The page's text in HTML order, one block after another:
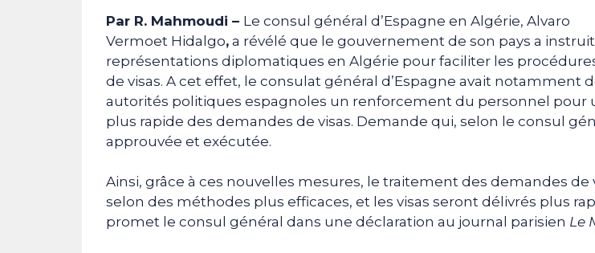
Par R. Mahmoudi – Le consul général d’Espagne en Algérie, Alvaro
Vermoet Hidalgo, a révélé que le gouvernement de son pays a
représentations diplomatiques en Algérie pour faciliter les
de visas. A cet effet, le consulat général d’Espagne avait notamment
autorités politiques espagnoles un renforcement du personnel pour
plus rapide des demandes de visas. Demande qui, selon le consul
approuvée et exécutée.
Ainsi, grâce à ces nouvelles mesures, le traitement des demandes de
selon des méthodes plus efficaces, et les visas seront délivrés plus
promet le consul général dans une déclaration au journal parisien Le